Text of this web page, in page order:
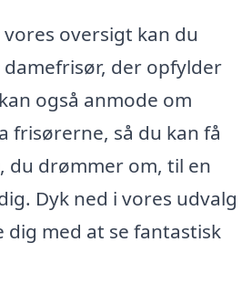
oversigt kan du
der opfylder
også anmode om
frisørerne, så du kan få
du drømmer om, til en
Dyk ned i vores udvalg
med at se fantastisk